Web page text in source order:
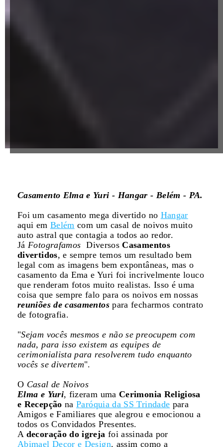
Casamento Elma e Yuri - Hangar - Belém - PA.
Foi um casamento mega divertido no Hangar
aqui em Belém com um casal de noivos muito
auto astral que contagia a todos ao redor.
JáFotografamos DiversosCasamentos
divertidos, e sempre temos um resultado bem
legal com as imagens bem expontâneas, mas o
casamento da Ema e Yuri foi incrivelmente louco
que renderam fotos muito realistas. Isso é uma
coisa que sempre falo para os noivos em nossas
reuniões de casamentospara fecharmos contrato
de fotografia.
"Sejam vocês mesmos e não se preocupem com
nada, para isso existem as equipes de
cerimonialista para resolverem tudo enquanto
vocês se divertem".
O Casal de Noivos
Elma e Yuri, fizeram umaCerimonia Religiosa
e Recepção naParóquia da SS Trindade para
Amigos e Familiares que alegrou e emocionou a
todos os Convidados Presentes.
A decoração do igreja foi assinada por
Abimael Decor e Design. assim como a